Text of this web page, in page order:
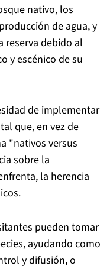
nativo, los
de agua, y
reserva debido al
y escénico de su
de implementar
que, en vez de
"nativos versus
sobre la
la herencia
pueden tomar
ayudando como
y difusión, o